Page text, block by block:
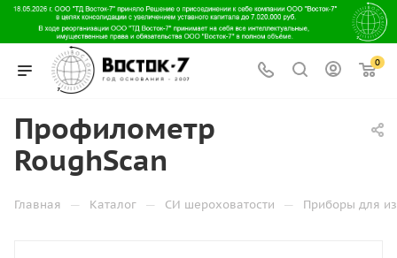
0
Профилометр
RoughScan
Главная — Каталог — СИ шероховатости — Приборы для